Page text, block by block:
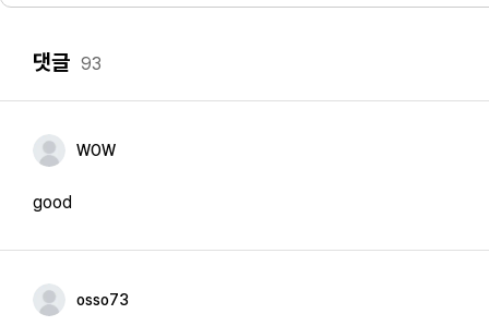
댓글 93
WOW
good
osso73